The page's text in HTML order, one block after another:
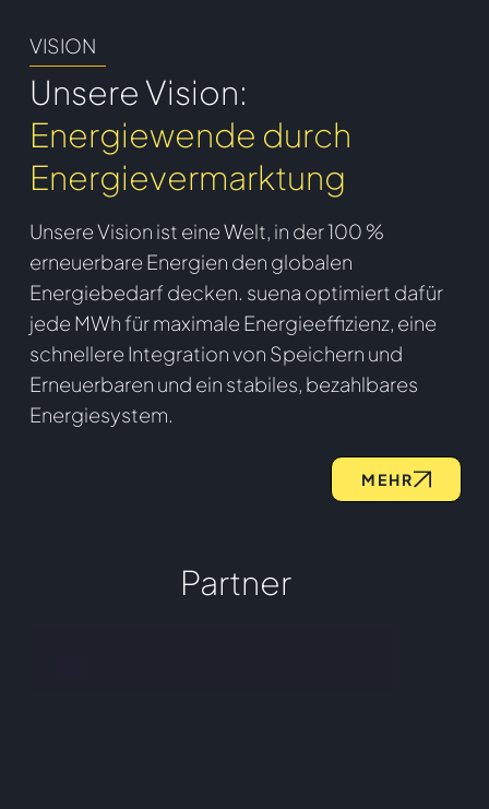
VISION
Unsere Vision:
Energiewende durch
Energievermarktung
Unsere Vision ist eine Welt, in der 100 %
erneuerbare Energien den globalen
Energiebedarf decken. suena optimiert dafür
jede MWh für maximale Energieeffizienz, eine
schnellere Integration von Speichern und
Erneuerbaren und ein stabiles, bezahlbares
Energiesystem.
MEHR
Partner